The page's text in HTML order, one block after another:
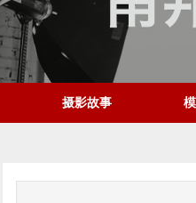
摄影故事